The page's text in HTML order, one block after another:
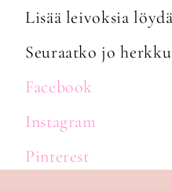
Lisää leivoksia
Seuraatko jo
Facebook
Instagram
Pinterest